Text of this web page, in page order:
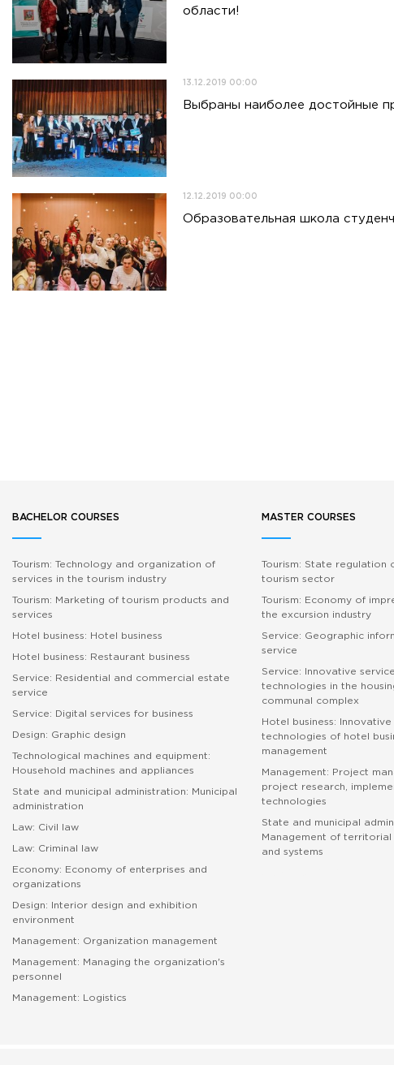
области!
13.12.2019 00:00
Выбраны наиболее достойные
12.12.2019 00:00
Образовательная школа
BACHELOR COURSES
Tourism: Technology and organization of
services in the tourism industry
Tourism: Marketing of tourism products and
services
Hotel business: Hotel business
Hotel business: Restaurant business
Service: Residential and commercial estate
service
Service: Digital services for business
Design: Graphic design
Technological machines and equipment:
Household machines and appliances
State and municipal administration: Municipal
administration
Law: Civil law
Law: Criminal law
Economy: Economy of enterprises and
organizations
Design: Interior design and exhibition
environment
Management: Organization management
Management: Managing the organization's
personnel
Management: Logistics
MASTER COURSES
Tourism: State regulation
tourism sector
Tourism: Economy of
the excursion industry
Service: Geographic
service
Service: Innovative service
technologies in the
communal complex
Hotel business: Innovative
technologies of hotel
management
Management: Project
project research,
technologies
State and municipal
Management of territorial
and systems